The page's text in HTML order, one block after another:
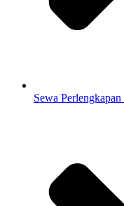
Sewa